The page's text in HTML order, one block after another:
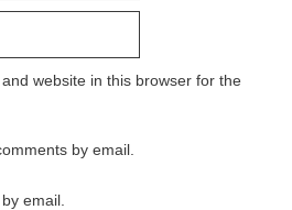
website in this browser for the
by email.
email.